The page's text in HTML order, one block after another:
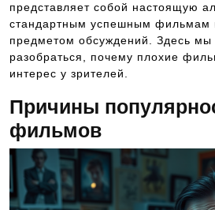
представляет собой настоящую
стандартным успешным фильмам
предметом обсуждений. Здесь мы
разобраться, почему плохие
интерес у зрителей.
Причины
фильмов